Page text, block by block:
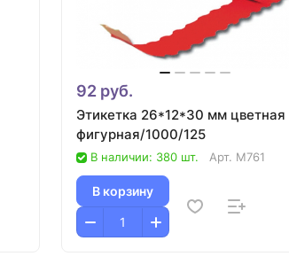
92 руб.
Этикетка 26*12*30 мм цветная
фигурная/1000/125
В наличии: 380 шт. Арт. M761
В корзину